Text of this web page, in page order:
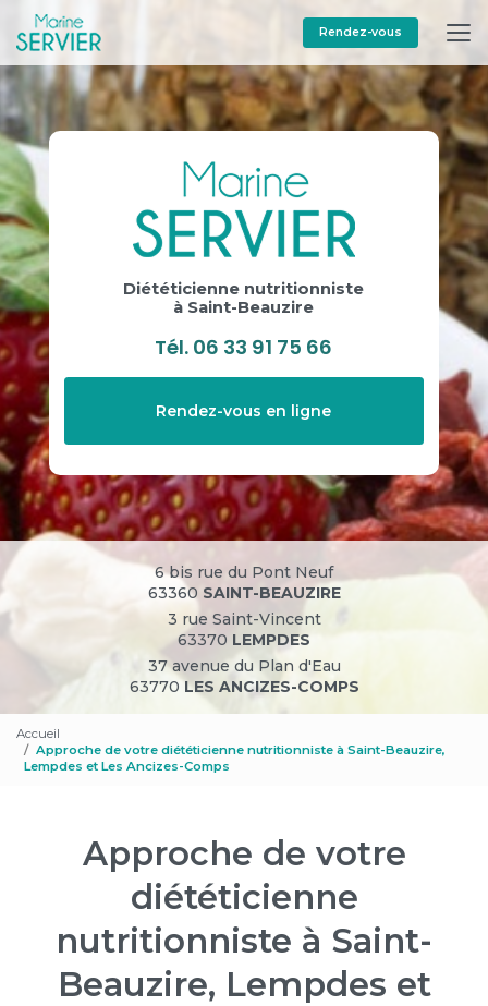
au
contenu
principal
Rendez-vous
Diététicienne nutritionniste
à Saint-Beauzire
Tél. 06 33 91 75 66
Rendez-vous en ligne
6 bis rue du Pont Neuf
63360 SAINT-BEAUZIRE
3 rue Saint-Vincent
63370 LEMPDES
37 avenue du Plan d'Eau
63770 LES ANCIZES-COMPS
Accueil
Approche de votre diététicienne nutritionniste à Saint-Beauzire,
Lempdes et Les Ancizes-Comps
Approche de votre
diététicienne
nutritionniste à Saint-
Beauzire, Lempdes et